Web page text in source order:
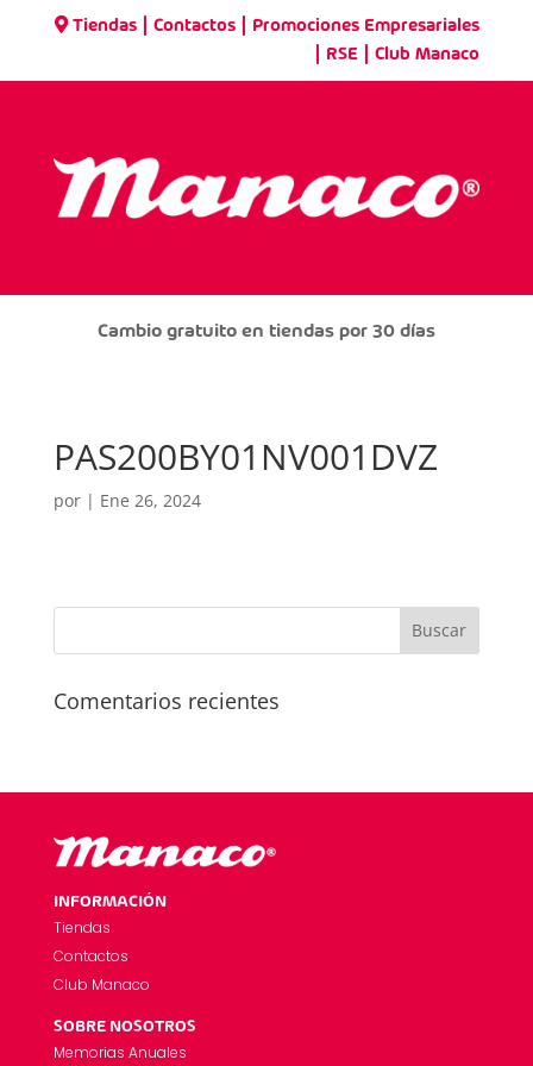
Tiendas |Contactos Promociones Empresariales
RSE |Club Manaco
Cambio gratuito en tiendas por 30 días
PAS200BY01NV001DVZ
por | Ene 26, 2024
Comentarios recientes
INFORMACIÓN
Tiendas
Contactos
Club Manaco
SOBRE NOSOTROS
Memorias Anuales